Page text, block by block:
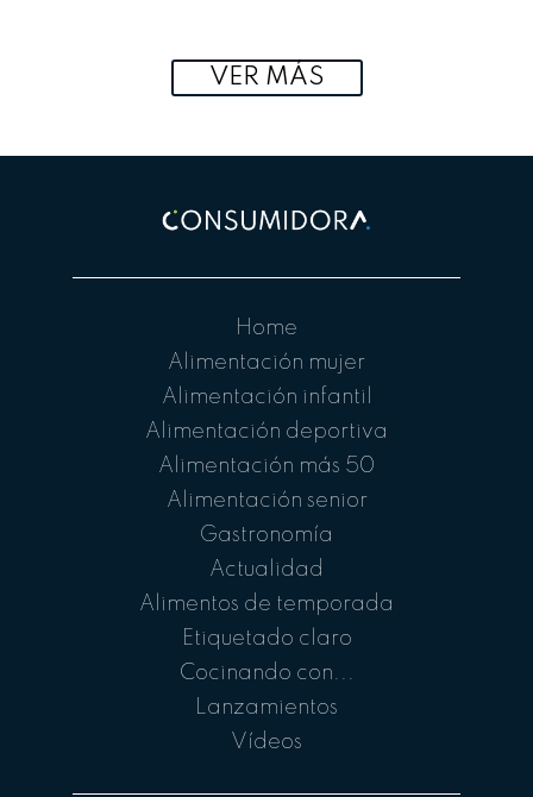
VER MÁS
Home
Alimentación mujer
Alimentación infantil
Alimentación deportiva
Alimentación más 50
Alimentación senior
Gastronomía
Actualidad
Alimentos de temporada
Etiquetado claro
Cocinando con...
Lanzamientos
Vídeos